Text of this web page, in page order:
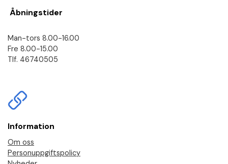
Åbningstider
Man-tors 8.00-16.00
Fre 8.00-15.00
Tlf. 46740505
Information
Om oss
Personuppgiftspolicy